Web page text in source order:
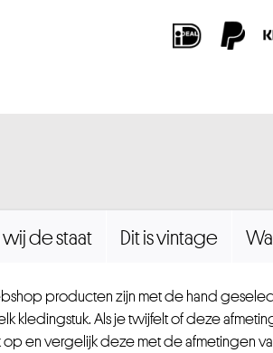
de staat Dit is vintage
producten zijn met de hand
kledingstuk. Als je twijfelt of deze
op en vergelijk deze met de afmetingen